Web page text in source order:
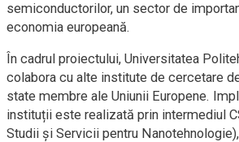
semiconductorilor, un sector de
economia europeană.
În cadrul proiectului, Universitatea
colabora cu alte institute de cercetare
state membre ale Uniunii Europene.
instituții este realizată prin intermediul
Studii și Servicii pentru